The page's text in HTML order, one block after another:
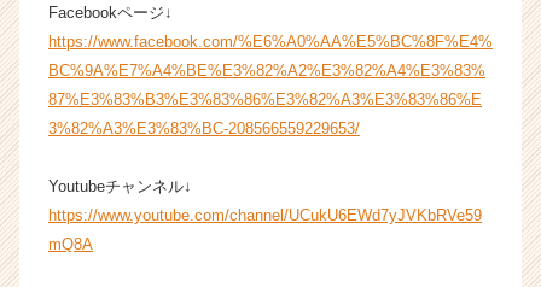
Facebookページ↓
https://www.facebook.com/%E6%A0%AA%E5%BC%8F%E4%
BC%9A%E7%A4%BE%E3%82%A2%E3%82%A4%E3%83%
87%E3%83%B3%E3%83%86%E3%82%A3%E3%83%86%E
3%82%A3%E3%83%BC-208566559229653/
Youtubeチャンネル↓
https://www.youtube.com/channel/UCukU6EWd7yJVKbRVe59
mQ8A